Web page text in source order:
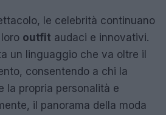
le celebrità continuano
outfit audaci e innovativi.
un linguaggio che va oltre il
consentendo a chi la
la propria personalità e
il panorama della moda